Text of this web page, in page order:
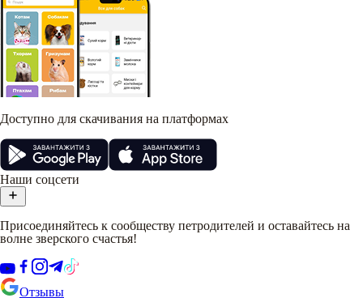
Доступно для скачивания на платформах
Наши соцсети
Присоединяйтесь к сообществу петродителей и оставайтесь на
волне зверского счастья!
Отзывы